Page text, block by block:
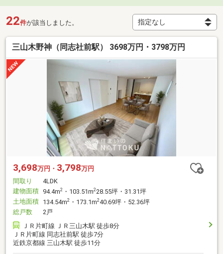
22件が該当しました。
三山木野神（同志社前駅） 3698万円・3798万円
3,698万円・ 3,798万円
間取り
4LDK
建物面積 94.4m2 ・103.51m228.55坪・31.31坪
土地面積 134.54m2 ・173.1m240.69坪・52.36坪
総戸数
2戸
ＪＲ片町線 ＪＲ三山木駅 徒歩8分
ＪＲ片町線 同志社前駅 徒歩7分
近鉄京都線 三山木駅 徒歩11分